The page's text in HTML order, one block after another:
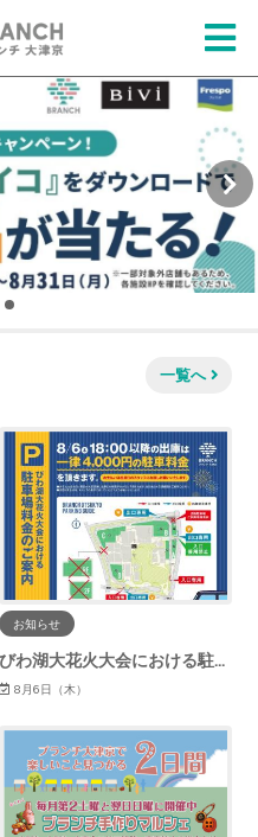
一覧へ
お知らせ
びわ湖大花火大会における駐車場について
8月6日（木）